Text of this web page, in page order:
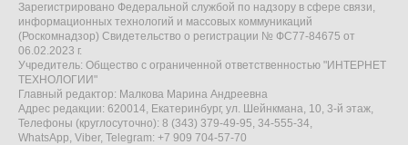
Зарегистрировано Федеральной службой по надзору в сфере связи,
информационных технологий и массовых коммуникаций
(Роскомнадзор) Свидетельство о регистрации № ФС77-84675 от
06.02.2023 г.
Учредитель: Общество с ограниченной ответственностью "ИНТЕРНЕТ
ТЕХНОЛОГИИ"
Главный редактор: Малкова Марина Андреевна
Адрес редакции: 620014, Екатеринбург, ул. Шейнкмана, 10, 3-й этаж,
Телефоны (круглосуточно): 8 (343) 379-49-95, 34-555-34,
WhatsApp, Viber, Telegram: +7 909 704-57-70